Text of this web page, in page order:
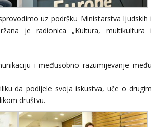
uz podršku Ministarstva ljudskih i
je radionica „Kultura, multikultura i
i međusobno razumijevanje među
da podijele svoja iskustva, uče o drugim
društvu.